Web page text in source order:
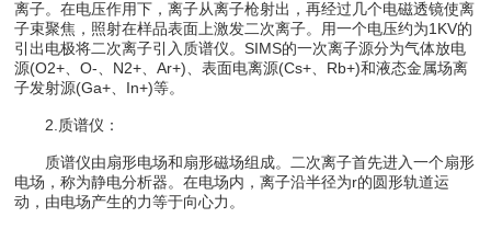
离子。在电压作用下，离子从离子枪射出，再经过几个电磁透镜使离
子束聚焦，照射在样品表面上激发二次离子。用一个电压约为1KV的
引出电极将二次离子引入质谱仪。SIMS的一次离子源分为气体放电
源(O2+、O-、N2+、Ar+)、表面电离源(Cs+、Rb+)和液态金属场离
子发射源(Ga+、In+)等。
2.质谱仪：
质谱仪由扇形电场和扇形磁场组成。二次离子首先进入一个扇形
电场，称为静电分析器。在电场内，离子沿半径为r的圆形轨道运
动，由电场产生的力等于向心力。